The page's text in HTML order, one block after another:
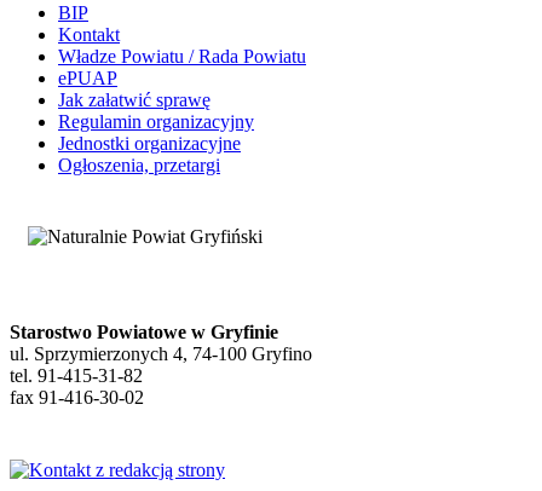
BIP
Kontakt
Władze Powiatu / Rada Powiatu
ePUAP
Jak załatwić sprawę
Regulamin organizacyjny
Jednostki organizacyjne
Ogłoszenia, przetargi
Starostwo Powiatowe w Gryfinie
ul. Sprzymierzonych 4, 74-100 Gryfino
tel. 91-415-31-82
fax 91-416-30-02